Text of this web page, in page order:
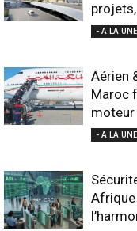
- A LA UNE
Aérien
Maroc
moteur
- A LA UNE
Afrique